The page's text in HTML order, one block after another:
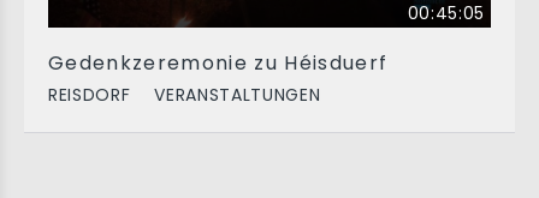
00:45:05
Gedenkzeremonie zu Héisduerf
REISDORF VERANSTALTUNGEN